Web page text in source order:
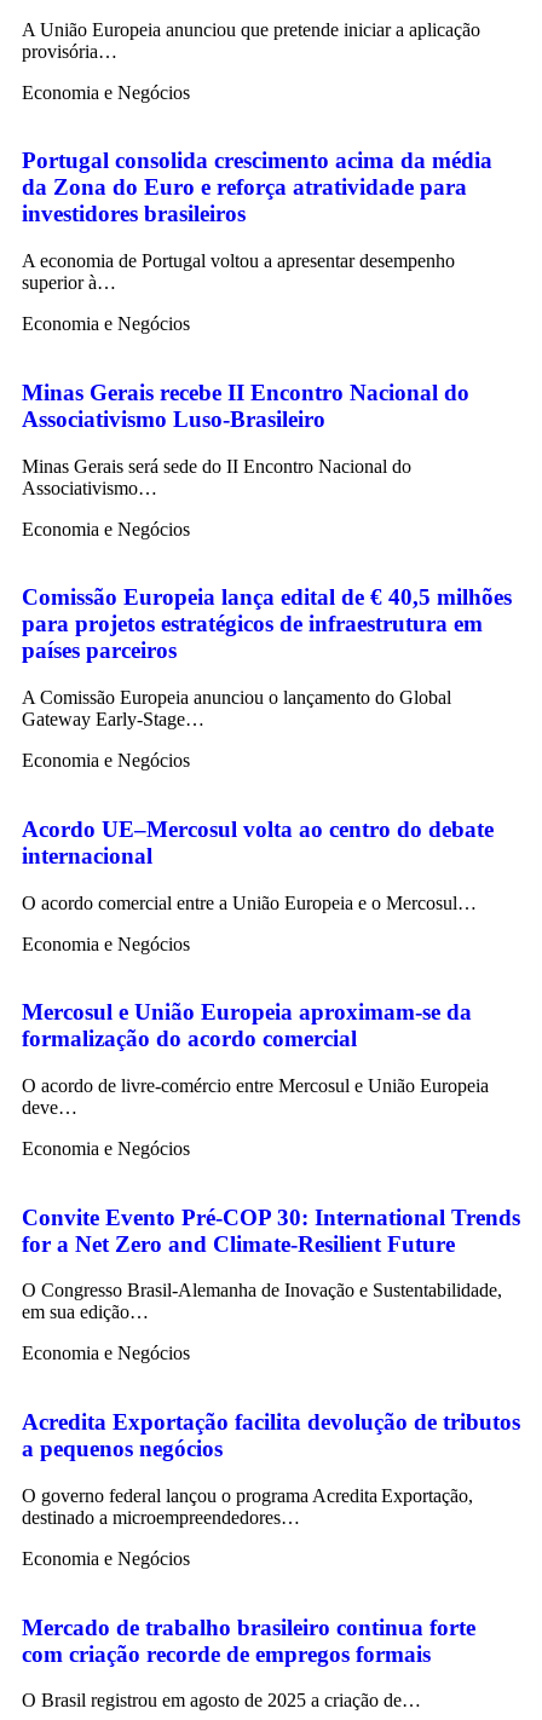
A União Europeia anunciou que pretende iniciar a aplicação
provisória…
Economia e Negócios
Portugal consolida crescimento acima da média
da Zona do Euro e reforça atratividade para
investidores brasileiros
A economia de Portugal voltou a apresentar desempenho
superior à…
Economia e Negócios
Minas Gerais recebe II Encontro Nacional do
Associativismo Luso-Brasileiro
Minas Gerais será sede do II Encontro Nacional do
Associativismo…
Economia e Negócios
Comissão Europeia lança edital de € 40,5 milhões
para projetos estratégicos de infraestrutura em
países parceiros
A Comissão Europeia anunciou o lançamento do Global
Gateway Early-Stage…
Economia e Negócios
Acordo UE–Mercosul volta ao centro do debate
internacional
O acordo comercial entre a União Europeia e o Mercosul…
Economia e Negócios
Mercosul e União Europeia aproximam-se da
formalização do acordo comercial
O acordo de livre-comércio entre Mercosul e União Europeia
deve…
Economia e Negócios
Convite Evento Pré-COP 30: International Trends
for a Net Zero and Climate-Resilient Future
O Congresso Brasil-Alemanha de Inovação e Sustentabilidade,
em sua edição…
Economia e Negócios
Acredita Exportação facilita devolução de tributos
a pequenos negócios
O governo federal lançou o programa Acredita Exportação,
destinado a microempreendedores…
Economia e Negócios
Mercado de trabalho brasileiro continua forte
com criação recorde de empregos formais
O Brasil registrou em agosto de 2025 a criação de…